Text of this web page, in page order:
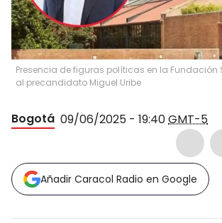
Presencia de figuras políticas en la Fundación
al precandidato Miguel Uribe
Bogotá 09/06/2025 - 19:40GMT-5
Añadir Caracol Radio en Google